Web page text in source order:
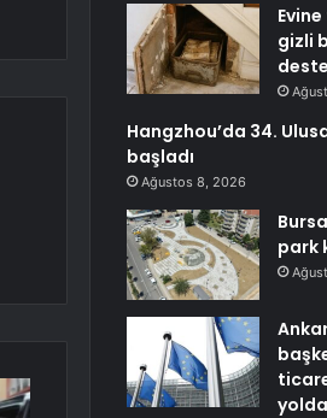
gizli
Hangzhou’da 34.
başladı
Ağustos 8, 2026
park
yolda